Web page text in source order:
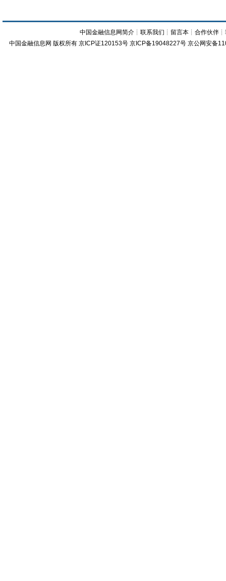
中国金融信息网简介 ┊联系我们 ┊ 留言本 ┊合作伙伴 ┊
中国金融信息网 版权所有 京ICP证120153号 京ICP备19048227号 京公网安备